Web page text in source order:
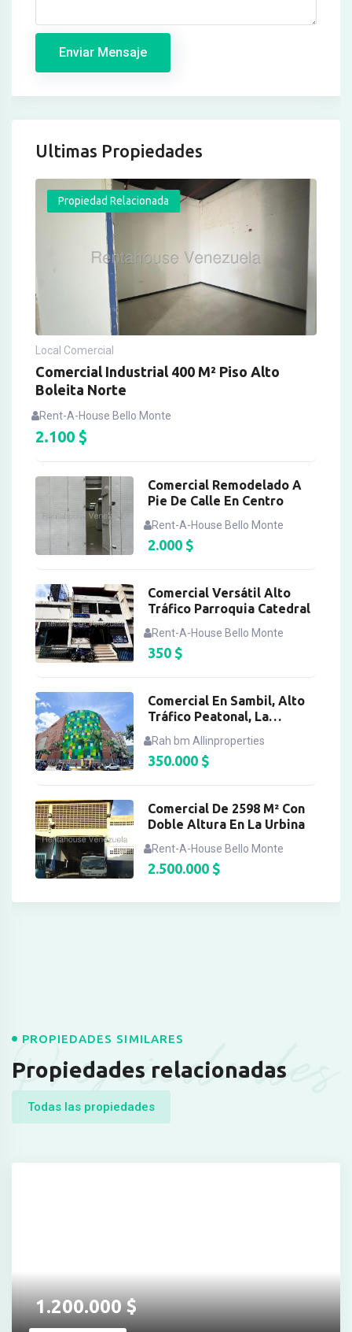
Enviar Mensaje
Ultimas Propiedades
Propiedad Relacionada
Local Comercial
Comercial Industrial 400 M² Piso Alto
Boleita Norte
Rent-A-House Bello Monte
2.100 $
Comercial Remodelado A
Pie De Calle En Centro
Rent-A-House Bello Monte
2.000 $
Comercial Versátil Alto
Tráfico Parroquia Catedral
Rent-A-House Bello Monte
350 $
Comercial En Sambil, Alto
Tráfico Peatonal, La
Rah bm Allinproperties
350.000 $
Comercial De 2598 M² Con
Doble Altura En La Urbina
Rent-A-House Bello Monte
2.500.000 $
Propiedades
PROPIEDADES SIMILARES
Propiedades relacionadas
Todas las propiedades
1.200.000$